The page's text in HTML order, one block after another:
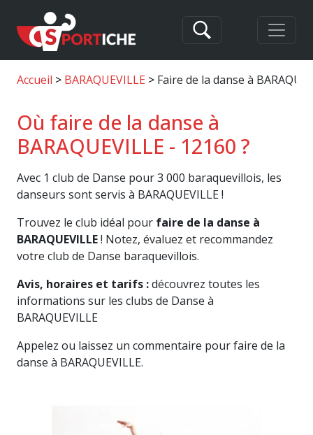
Accueil BARAQUEVILLE Faire de la danse à
Où faire de la danse à
BARAQUEVILLE - 12160 ?
Avec 1 club de Danse pour 3 000 baraquevillois, les
danseurs sont servis à BARAQUEVILLE !
Trouvez le club idéal pour faire de la danse à
BARAQUEVILLE! Notez, évaluez et recommandez
votre club de Danse baraquevillois.
Avis, horaires et tarifs :découvrez toutes les
informations sur les clubs de Danse à
BARAQUEVILLE
Appelez ou laissez un commentaire pour faire de la
danse à BARAQUEVILLE.